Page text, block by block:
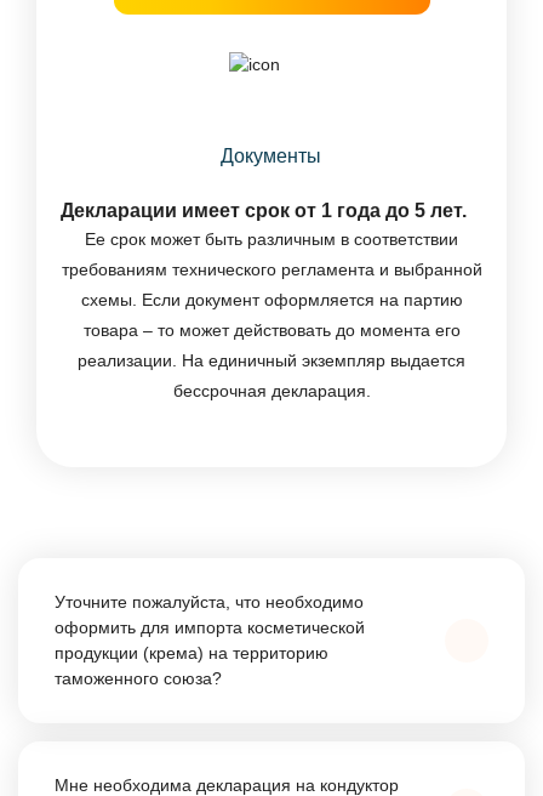
Документы
Декларации имеет срок от 1 года до 5 лет.
Ее срок может быть различным в соответствии
требованиям технического регламента и выбранной
схемы. Если документ оформляется на партию
товара – то может действовать до момента его
реализации. На единичный экземпляр выдается
бессрочная декларация.
Уточните пожалуйста, что необходимо
оформить для импорта косметической
продукции (крема) на территорию
таможенного союза?
территорию таможенного союза, необходимо
Мне необходима декларация на кондуктор